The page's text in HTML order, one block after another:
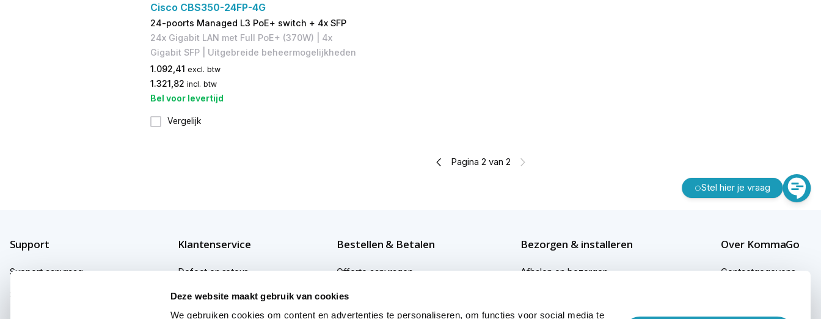
Deze website maakt gebruik van cookies
We gebruiken cookies om content en advertenties te personaliseren, om functies voor social media te
Cisco CBS350-24FP-4G
24-poorts Managed L3 PoE+ switch + 4x SFP
24x Gigabit LAN met Full PoE+ (370W) | 4x
Gigabit SFP | Uitgebreide beheermogelijkheden
1.092,41 excl. btw
1.321,82 incl. btw
Bel voor levertijd
Vergelijk
Pagina 2 van 2
Stel hier je vraag
Support
Support aanvraag
Support fabrikanten
Klantenservice
Defect en retour
Garantie
Bestellen & Betalen
Offerte aanvragen
Bestellen
Bezorgen & installeren
Afhalen en bezorgen
Over KommaGo
Contactgegevens